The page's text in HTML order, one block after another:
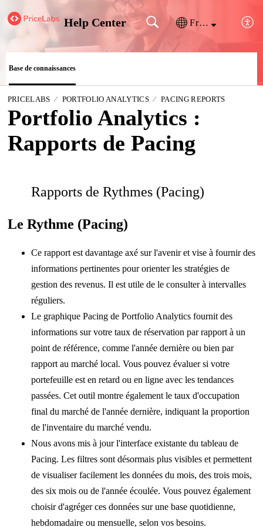
Help Center Français (France)
Base de connaissances
PRICELABS PORTFOLIO ANALYTICS PACING REPORTS
Portfolio Analytics :
Rapports de Pacing
Rapports de Rythmes (Pacing)
Le Rythme (Pacing)
Ce rapport est davantage axé sur l'avenir et vise à fournir des
informations pertinentes pour orienter les stratégies de
gestion des revenus. Il est utile de le consulter à intervalles
réguliers.
Le graphique Pacing de Portfolio Analytics fournit des
informations sur votre taux de réservation par rapport à un
point de référence, comme l'année dernière ou bien par
rapport au marché local. Vous pouvez évaluer si votre
portefeuille est en retard ou en ligne avec les tendances
passées. Cet outil montre également le taux d'occupation
final du marché de l'année dernière, indiquant la proportion
de l'inventaire du marché vendu.
Nous avons mis à jour l'interface existante du tableau de
Pacing. Les filtres sont désormais plus visibles et permettent
de visualiser facilement les données du mois, des trois mois,
des six mois ou de l'année écoulée. Vous pouvez également
choisir d'agréger ces données sur une base quotidienne,
hebdomadaire ou mensuelle, selon vos besoins.